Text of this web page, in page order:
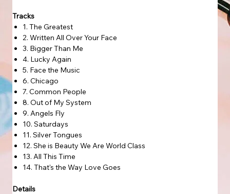
Tracks
1. The Greatest
2. Written All Over Your Face
3. Bigger Than Me
4. Lucky Again
5. Face the Music
6. Chicago
7. Common People
8. Out of My System
9. Angels Fly
10. Saturdays
11. Silver Tongues
12. She is Beauty We Are World Class
13. All This Time
14. That's the Way Love Goes
Details